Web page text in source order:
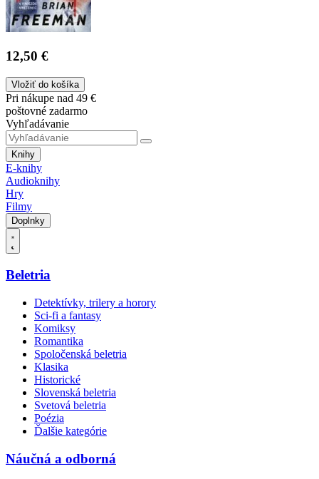
12,50 €
Vložiť do košíka
Pri nákupe nad 49 €
poštovné zadarmo
Vyhľadávanie
Knihy
E-knihy
Audioknihy
Hry
Filmy
Doplnky
Beletria
Detektívky, trilery a horory
Sci-fi a fantasy
Komiksy
Romantika
Spoločenská beletria
Klasika
Historické
Slovenská beletria
Svetová beletria
Poézia
Ďalšie kategórie
Náučná a odborná